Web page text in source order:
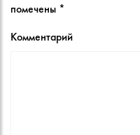
помечены *
Комментарий